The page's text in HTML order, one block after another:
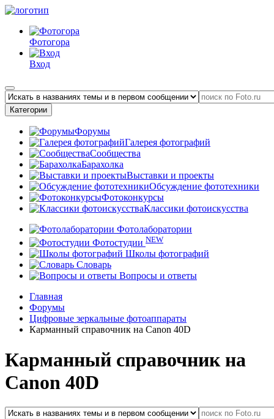
Фотогора
Вход
Категории
Форумы
Галерея фотографий
Сообщества
Барахолка
Выставки и проекты
Обсуждение фототехники
Фотоконкурсы
Классики фотоискусства
Фотолаборатории
Фотостудии NEW
Школы фотографий
Словарь
Вопросы и ответы
Главная
Форумы
Цифровые зеркальные фотоаппараты
Карманный справочник на Canon 40D
Карманный справочник на
Canon 40D